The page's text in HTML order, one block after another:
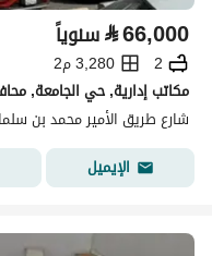
⃁66,000 سنوياً
2
3,280 م2
مكاتب إدارية, حي الجامعة,
شارع طريق الأمير محمد بن
الإيميل